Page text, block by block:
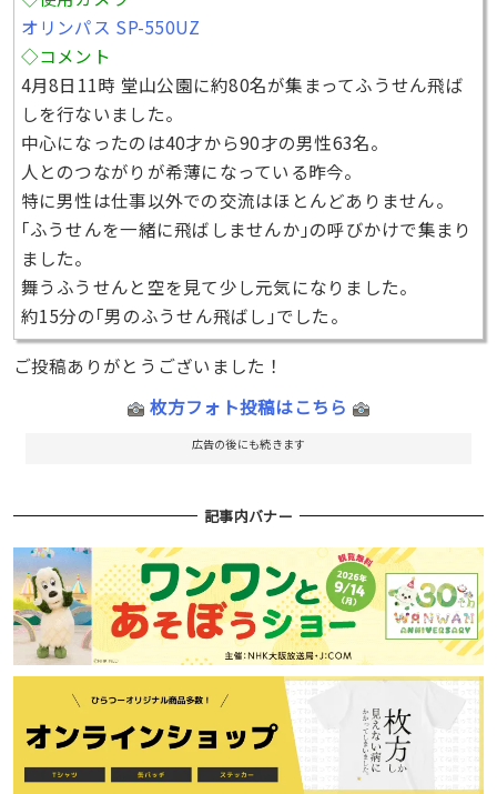
オリンパス SP-550UZ
◇コメント
4月8日11時 堂山公園に約80名が集まってふうせん飛ば
しを行ないました。
中心になったのは40才から90才の男性63名。
人とのつながりが希薄になっている昨今。
特に男性は仕事以外での交流はほとんどありません。
｢ふうせんを一緒に飛ばしませんか｣の呼びかけで集まり
ました。
舞うふうせんと空を見て少し元気になりました。
約15分の｢男のふうせん飛ばし｣でした。
ご投稿ありがとうございました！
枚方フォト投稿はこちら
広告の後にも続きます
記事内バナー